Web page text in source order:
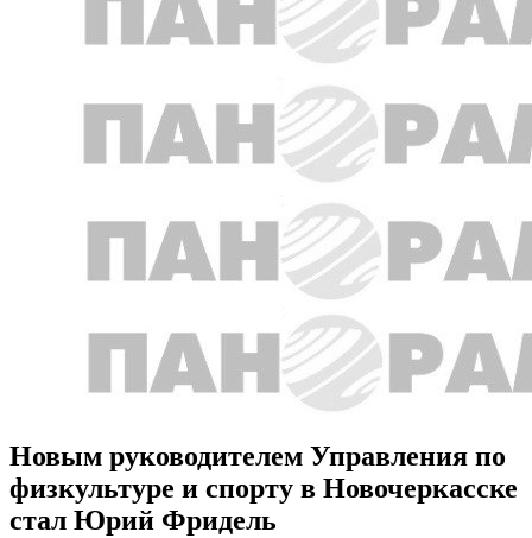
Новым руководителем Управления по
физкультуре и спорту в Новочеркасске
стал Юрий Фридель